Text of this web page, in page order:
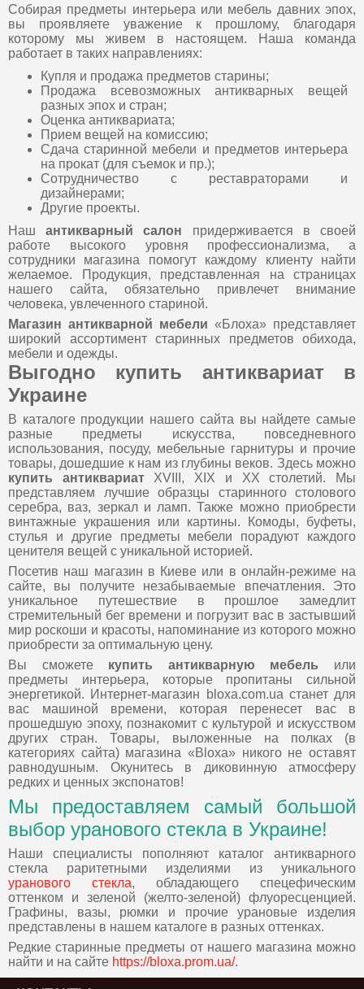
Собирая предметы интерьера или мебель давних эпох,
вы проявляете уважение к прошлому, благодаря
которому мы живем в настоящем. Наша команда
работает в таких направлениях:
Купля и продажа предметов старины;
Продажа всевозможных антикварных вещей
разных эпох и стран;
Оценка антиквариата;
Прием вещей на комиссию;
Сдача старинной мебели и предметов интерьера
на прокат (для съемок и пр.);
Сотрудничество с реставраторами и
дизайнерами;
Другие проекты.
Нашантикварный салон придерживается в своей
работе высокого уровня профессионализма, а
сотрудники магазина помогут каждому клиенту найти
желаемое. Продукция, представленная на страницах
нашего сайта, обязательно привлечет внимание
человека, увлеченного стариной.
Магазин антикварной мебели «Блоха» представляет
широкий ассортимент старинных предметов обихода,
мебели и одежды.
Выгодно купить антиквариат в
Украине
В каталоге продукции нашего сайта вы найдете самые
разные предметы искусства, повседневного
использования, посуду, мебельные гарнитуры и прочие
товары, дошедшие к нам из глубины веков. Здесь можно
купить антиквариатXVIII, XIX и XX столетий. Мы
представляем лучшие образцы старинного столового
серебра, ваз, зеркал и ламп. Также можно приобрести
винтажные украшения или картины. Комоды, буфеты,
стулья и другие предметы мебели порадуют каждого
ценителя вещей с уникальной историей.
Посетив наш магазин в Киеве или в онлайн-режиме на
сайте, вы получите незабываемые впечатления. Это
уникальное путешествие в прошлое замедлит
стремительный бег времени и погрузит вас в застывший
мир роскоши и красоты, напоминание из которого можно
приобрести за оптимальную цену.
Вы сможете купить антикварную мебель или
предметы интерьера, которые пропитаны сильной
энергетикой. Интернет-магазин bloxa.com.ua станет для
вас машиной времени, которая перенесет вас в
прошедшую эпоху, познакомит с культурой и искусством
других стран. Товары, выложенные на полках (в
категориях сайта) магазина «Bloxa» никого не оставят
равнодушным. Окунитесь в диковинную атмосферу
редких и ценных экспонатов!
Мы предоставляем самый большой
выбор уранового стекла в Украине!
Наши специалисты пополняют каталог антикварного
стекла раритетными изделиями из уникального
уранового стекла, обладающего спецефическим
оттенком и зеленой (желто-зеленой) флуоресценцией.
Графины, вазы, рюмки и прочие урановые изделия
представлены в нашем каталоге в разных оттенках.
Редкие старинные предметы от нашего магазина можно
найти и на сайте https://bloxa.prom.ua/.